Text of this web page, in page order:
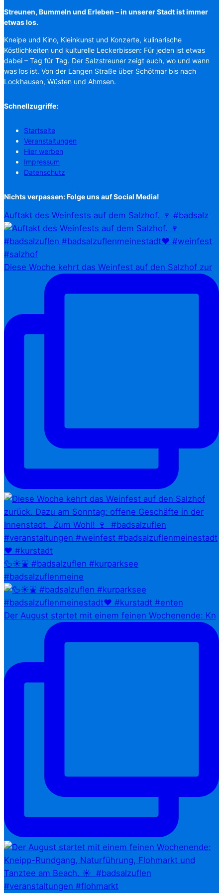
Streunen, Bummeln und Erleben – in unserer Stadt ist immer
etwas los.
Kneipe und Kino, Kleinkunst und Konzerte, kulinarische
Köstlichkeiten und kulturelle Leckerbissen: Für jeden ist etwas
dabei – Tag für Tag. Der Salzstreuner zeigt euch, wo und wann
was los ist. Von der Langen Straße über Schötmar bis nach
Lockhausen, Wüsten und Ahmsen.
Schnellzugriffe:
Startseite
Veranstaltungen
Hier werben
Impressum
Datenschutz
Nichts verpassen: Folge uns auf Social Media!
Auftakt des Weinfests auf dem Salzhof. 🍷 #badsalz
Diese Woche kehrt das Weinfest auf den Salzhof zur
🦆☀️⛲ #badsalzuflen #kurparksee
#badsalzuflenmeine
Der August startet mit einem feinen Wochenende: Kn